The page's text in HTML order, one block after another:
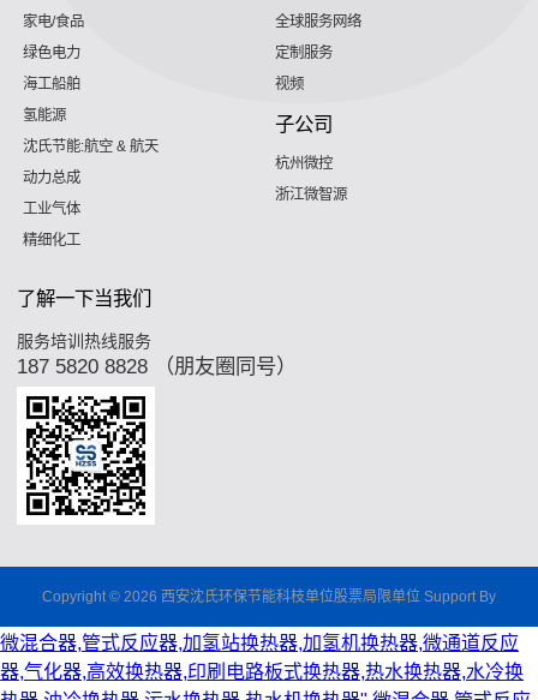
家电/食品
绿色电力
海工船舶
氢能源
沈氏节能:航空 & 航天
动力总成
工业气体
精细化工
全球服务网络
定制服务
视频
子公司
杭州微控
浙江微智源
了解一下当我们
服务培训热线服务
187 5820 8828 （朋友圈同号）
Copyright © 2026 西安沈氏环保节能科枝单位股票局限单位 Support By
微混合器,管式反应器,加氢站换热器,加氢机换热器,微通道反应
器,气化器,高效换热器,印刷电路板式换热器,热水换热器,水冷换